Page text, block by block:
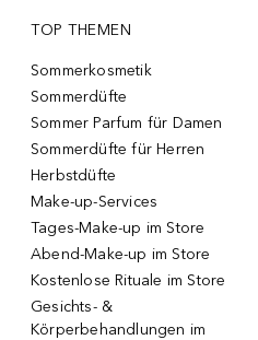
TOP THEMEN
Sommerkosmetik
Sommerdüfte
Sommer Parfum für Damen
Sommerdüfte für Herren
Herbstdüfte
Make-up-Services
Tages-Make-up im Store
Abend-Make-up im Store
Kostenlose Rituale im Store
Gesichts- &
Körperbehandlungen im